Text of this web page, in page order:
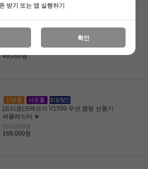
[소토]ST-487LUBLEXP(루미너스블루)
50,000원
49,000원
[프리즘]크레모아 V1500 무선 캠핑 선풍기
써큘레이터 ★
169,000원
169,000원
받기 또는 앱 실행하기
확인